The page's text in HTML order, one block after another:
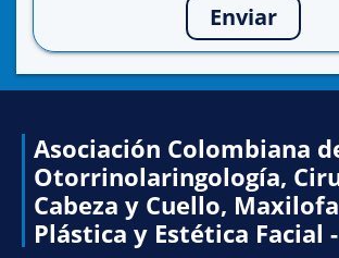
Enviar
Asociación Colombiana
Otorrinolaringología,
Cabeza y Cuello,
Plástica y Estética Facial -